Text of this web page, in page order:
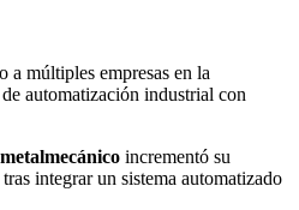
a múltiples empresas en la
automatización industrial con
metalmecánico incrementó su
tras integrar un sistema automatizado